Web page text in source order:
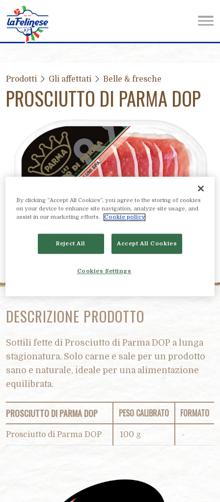
Prodotti Gli affettati Belle & fresche
PROSCIUTTO DI PARMA DOP
DESCRIZIONE PRODOTTO
Sottili fette di Prosciutto di Parma DOP a lunga
stagionatura. Solo carne e sale per un prodotto
sano e naturale, ideale per una alimentazione
equilibrata.
PROSCIUTTO DI PARMA DOP PESO CALIBRATO FORMATO
Prosciutto di Parma DOP 100 g -
By clicking “Accept All Cookies”, you agree to the storing of cookies
on your device to enhance site navigation, analyze site usage, and
assist in our marketing efforts.
Cookie policy
Reject All Accept All Cookies
Cookies Settings